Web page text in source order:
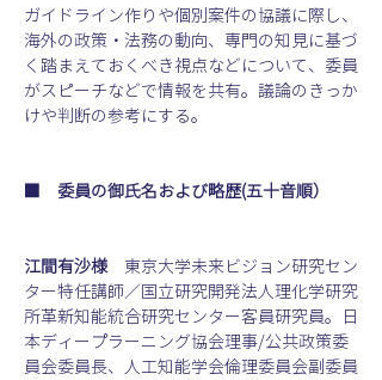
ガイドライン作りや個別案件の協議に際し、
海外の政策・法務の動向、専門の知見に基づ
く踏まえておくべき視点などについて、委員
がスピーチなどで情報を共有。議論のきっか
けや判断の参考にする。
■　委員の御氏名および略歴(五十音順）
江間有沙様 東京大学未来ビジョン研究セン
ター特任講師／国立研究開発法人理化学研究
所革新知能統合研究センター客員研究員。日
本ディープラーニング協会理事/公共政策委
員会委員長、人工知能学会倫理委員会副委員